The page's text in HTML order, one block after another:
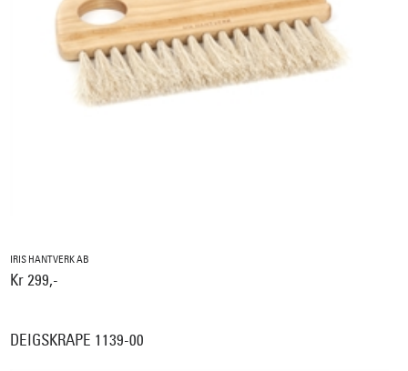
IRIS HANTVERK AB
Kr 299,-
DEIGSKRAPE 1139-00